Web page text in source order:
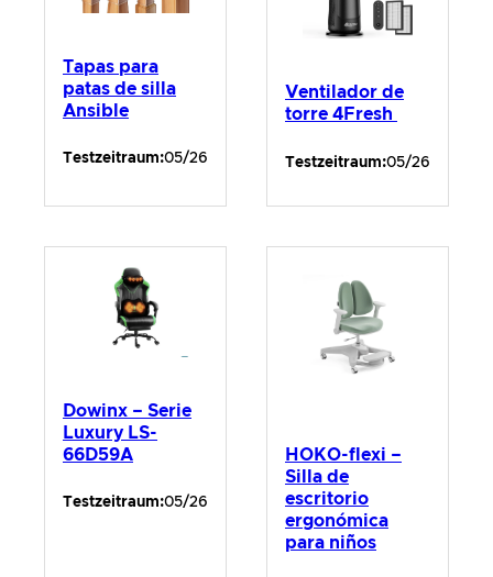
Tapas para
patas de silla
Ansible
Testzeitraum:05/26
Ventilador de
torre 4Fresh
Testzeitraum:05/26
Dowinx – Serie
Luxury LS-
66D59A
Testzeitraum:05/26
HOKO-flexi –
Silla de
escritorio
ergonómica
para niños